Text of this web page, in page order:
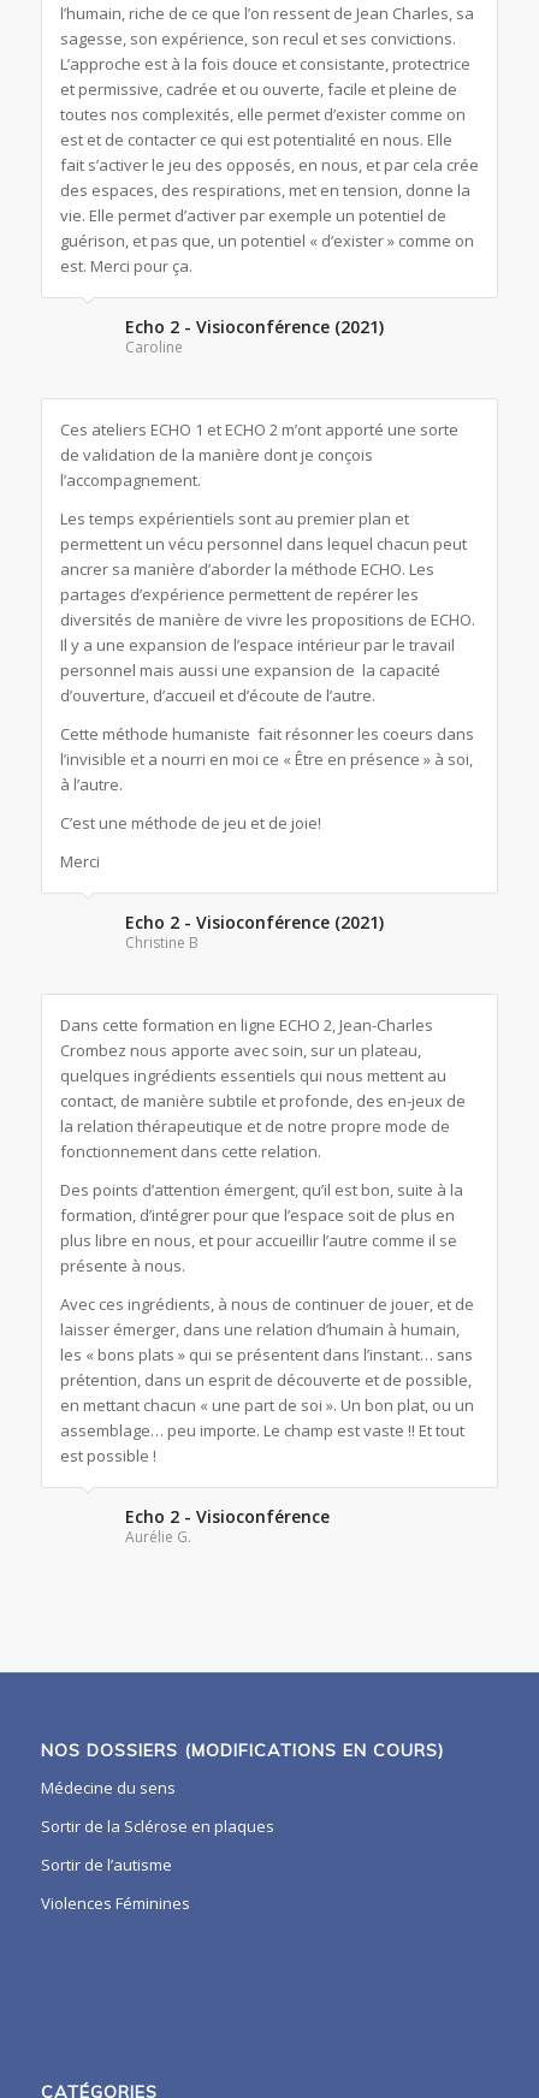
l’humain, riche de ce que l’on ressent de Jean Charles, sa
sagesse, son expérience, son recul et ses convictions.
L’approche est à la fois douce et consistante, protectrice
et permissive, cadrée et ou ouverte, facile et pleine de
toutes nos complexités, elle permet d’exister comme on
est et de contacter ce qui est potentialité en nous. Elle
fait s’activer le jeu des opposés, en nous, et par cela crée
des espaces, des respirations, met en tension, donne la
vie. Elle permet d’activer par exemple un potentiel de
guérison, et pas que, un potentiel « d’exister » comme on
est. Merci pour ça.
Echo 2 - Visioconférence (2021)
Caroline
Ces ateliers ECHO 1 et ECHO 2 m’ont apporté une sorte
de validation de la manière dont je conçois
l’accompagnement.
Les temps expérientiels sont au premier plan et
permettent un vécu personnel dans lequel chacun peut
ancrer sa manière d’aborder la méthode ECHO. Les
partages d’expérience permettent de repérer les
diversités de manière de vivre les propositions de ECHO.
Il y a une expansion de l’espace intérieur par le travail
personnel mais aussi une expansion de la capacité
d’ouverture, d’accueil et d’écoute de l’autre.
Cette méthode humaniste fait résonner les coeurs dans
l’invisible et a nourri en moi ce « Être en présence » à soi,
à l’autre.
C’est une méthode de jeu et de joie!
Merci
Echo 2 - Visioconférence (2021)
Christine B
Dans cette formation en ligne ECHO 2, Jean-Charles
Crombez nous apporte avec soin, sur un plateau,
quelques ingrédients essentiels qui nous mettent au
contact, de manière subtile et profonde, des en-jeux de
la relation thérapeutique et de notre propre mode de
fonctionnement dans cette relation.
Des points d’attention émergent, qu’il est bon, suite à la
formation, d’intégrer pour que l’espace soit de plus en
plus libre en nous, et pour accueillir l’autre comme il se
présente à nous.
Avec ces ingrédients, à nous de continuer de jouer, et de
laisser émerger, dans une relation d’humain à humain,
les « bons plats » qui se présentent dans l’instant… sans
prétention, dans un esprit de découverte et de possible,
en mettant chacun « une part de soi ». Un bon plat, ou un
assemblage… peu importe. Le champ est vaste !! Et tout
est possible !
Echo 2 - Visioconférence
Aurélie G.
NOS DOSSIERS (MODIFICATIONS EN COURS)
Médecine du sens
Sortir de la Sclérose en plaques
Sortir de l’autisme
Violences Féminines
CATÉGORIES